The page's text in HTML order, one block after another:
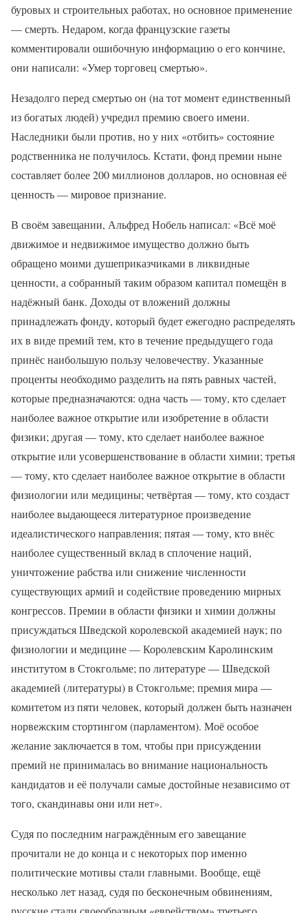
буровых и строительных работах, но основное применение
— смерть. Недаром, когда французские газеты
комментировали ошибочную информацию о его кончине,
они написали: «Умер торговец смертью».
Незадолго перед смертью он (на тот момент единственный
из богатых людей) учредил премию своего имени.
Наследники были против, но у них «отбить» состояние
родственника не получилось. Кстати, фонд премии ныне
составляет более 200 миллионов долларов, но основная её
ценность — мировое признание.
В своём завещании, Альфред Нобель написал: «Всё моё
движимое и недвижимое имущество должно быть
обращено моими душеприказчиками в ликвидные
ценности, а собранный таким образом капитал помещён в
надёжный банк. Доходы от вложений должны
принадлежать фонду, который будет ежегодно распределять
их в виде премий тем, кто в течение предыдущего года
принёс наибольшую пользу человечеству. Указанные
проценты необходимо разделить на пять равных частей,
которые предназначаются: одна часть — тому, кто сделает
наиболее важное открытие или изобретение в области
физики; другая — тому, кто сделает наиболее важное
открытие или усовершенствование в области химии; третья
— тому, кто сделает наиболее важное открытие в области
физиологии или медицины; четвёртая — тому, кто создаст
наиболее выдающееся литературное произведение
идеалистического направления; пятая — тому, кто внёс
наиболее существенный вклад в сплочение наций,
уничтожение рабства или снижение численности
существующих армий и содействие проведению мирных
конгрессов. Премии в области физики и химии должны
присуждаться Шведской королевской академией наук; по
физиологии и медицине — Королевским Каролинским
институтом в Стокгольме; по литературе — Шведской
академией (литературы) в Стокгольме; премия мира —
комитетом из пяти человек, который должен быть назначен
норвежским стортингом (парламентом). Моё особое
желание заключается в том, чтобы при присуждении
премий не принималась во внимание национальность
кандидатов и её получали самые достойные независимо от
того, скандинавы они или нет».
Судя по последним награждённым его завещание
прочитали не до конца и с некоторых пор именно
политические мотивы стали главными. Вообще, ещё
несколько лет назад, судя по бесконечным обвинениям,